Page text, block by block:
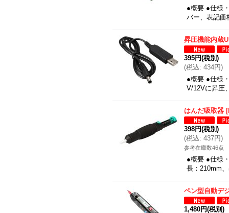
●概要 ●仕様
バー、表記価
昇圧機能内蔵
395円(税別)
(税込: 434円)
●概要 ●仕様
V/12Vに昇圧
はんだ吸取器 [
398円(税別)
(税込: 437円)
参考在庫数46点
●概要 ●仕様
長：210mm
ペン型自動デ
1,480円(税別)